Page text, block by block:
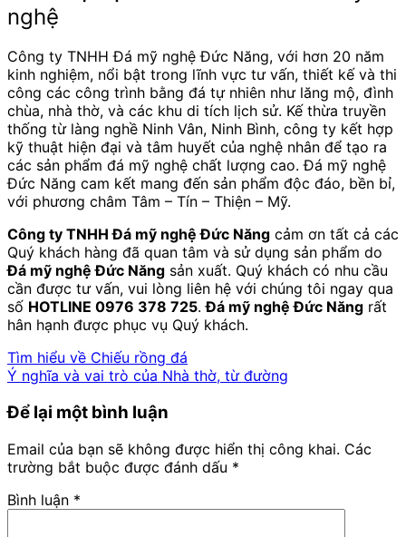
nghệ
Công ty TNHH Đá mỹ nghệ Đức Năng, với hơn 20 năm
kinh nghiệm, nổi bật trong lĩnh vực tư vấn, thiết kế và thi
công các công trình bằng đá tự nhiên như lăng mộ, đình
chùa, nhà thờ, và các khu di tích lịch sử. Kế thừa truyền
thống từ làng nghề Ninh Vân, Ninh Bình, công ty kết hợp
kỹ thuật hiện đại và tâm huyết của nghệ nhân để tạo ra
các sản phẩm đá mỹ nghệ chất lượng cao. Đá mỹ nghệ
Đức Năng cam kết mang đến sản phẩm độc đáo, bền bỉ,
với phương châm Tâm – Tín – Thiện – Mỹ.
Công ty TNHH Đá mỹ nghệ Đức Năng cảm ơn tất cả các
Quý khách hàng đã quan tâm và sử dụng sản phẩm do
Đá mỹ nghệ Đức Năng sản xuất. Quý khách có nhu cầu
cần được tư vấn, vui lòng liên hệ với chúng tôi ngay qua
số HOTLINE 0976 378 725.Đá mỹ nghệ Đức Năng rất
hân hạnh được phục vụ Quý khách.
Tìm hiểu về Chiếu rồng đá
Ý nghĩa và vai trò của Nhà thờ, từ đường
Để lại một bình luận
Email của bạn sẽ không được hiển thị công khai. Các
trường bắt buộc được đánh dấu *
Bình luận *